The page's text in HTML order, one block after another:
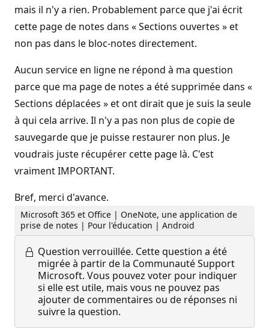
mais il n'y a rien. Probablement parce que j'ai écrit
cette page de notes dans « Sections ouvertes » et
non pas dans le bloc-notes directement.
Aucun service en ligne ne répond à ma question
parce que ma page de notes a été supprimée dans «
Sections déplacées » et ont dirait que je suis la seule
à qui cela arrive. Il n'y a pas non plus de copie de
sauvegarde que je puisse restaurer non plus. Je
voudrais juste récupérer cette page là. C'est
vraiment IMPORTANT.
Bref, merci d'avance.
Microsoft 365 et Office | OneNote, une application de
prise de notes | Pour l'éducation | Android
Question verrouillée. Cette question a été
migrée à partir de la Communauté Support
Microsoft. Vous pouvez voter pour indiquer
si elle est utile, mais vous ne pouvez pas
ajouter de commentaires ou de réponses ni
suivre la question.